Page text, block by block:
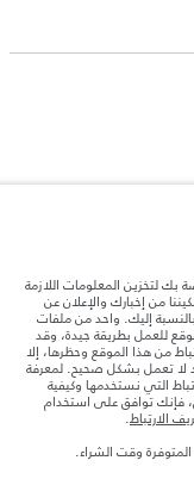
الإكسسوارات وغيرها من
الموقع قد تختلف من بلد إلى
المحلي للتأكد من توفّرها
أشباه الموصلات يؤثر حاليًا
هذا ظرف ديناميكي
حاليًا المواصفات الحالية
يرجى استشارة وكيلك الذي
مدروس
الاتحاد الأوروبي. قد
الاختبارات كما أن هذه
بك لتخزين المعلومات اللازمة
من إخبارك والإعلان عن
إليك. واحد من ملفات
للعمل بطريقة جيدة، وقد
من هذا الموقع وحظرها، إلا
لا تعمل بشكل صحيح. لمعرفة
التي نستخدمها وكيفية
فإنك توافق على استخدام
الارتباط.
وقت الشراء.